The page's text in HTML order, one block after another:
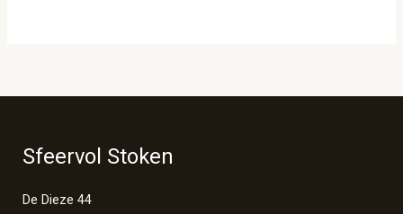
Sfeervol Stoken
De Dieze 44